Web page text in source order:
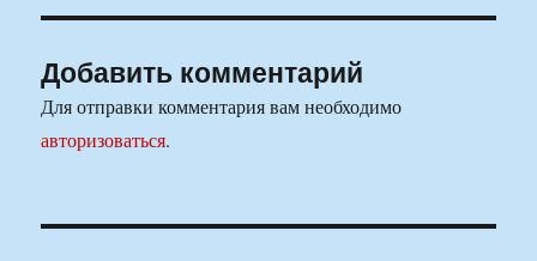
Добавить комментарий
Для отправки комментария вам необходимо
авторизоваться.